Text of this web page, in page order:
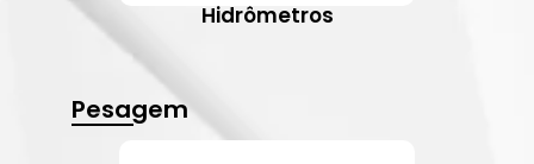
Hidrômetros
Pesagem